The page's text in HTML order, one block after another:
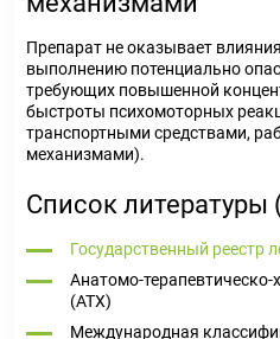
Препарат не оказывает
выполнению потенциально
требующих повышенной
быстроты психомоторных
транспортными средствами,
механизмами).
Список литературы
Государственный реестр
Анатомо-
(ATX)
Международная